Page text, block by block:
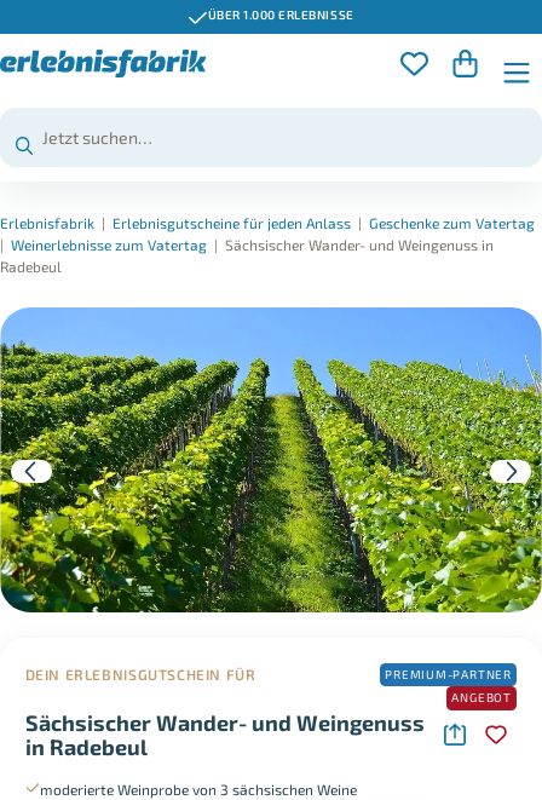
ÜBER 1.000 ERLEBNISSE
Erlebnisfabrik | Erlebnisgutscheine für jeden Anlass | Geschenke zum Vatertag
| Weinerlebnisse zum Vatertag | Sächsischer Wander- und Weingenuss in
Radebeul
DEIN ERLEBNISGUTSCHEIN FÜR
PREMIUM-PARTNER
ANGEBOT
Sächsischer Wander- und Weingenuss
in Radebeul
moderierte Weinprobe von 3 sächsischen Weine